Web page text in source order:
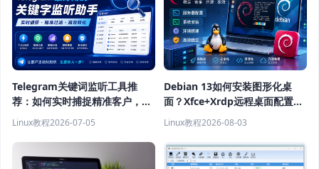
Telegram关键词监听工具推
荐：如何实时捕捉精准客户，提
高获客效率？
Linux教程2026-07-05
Debian 13如何安装图形化桌
面？Xfce+Xrdp远程桌面配置教
程
Linux教程2026-08-03